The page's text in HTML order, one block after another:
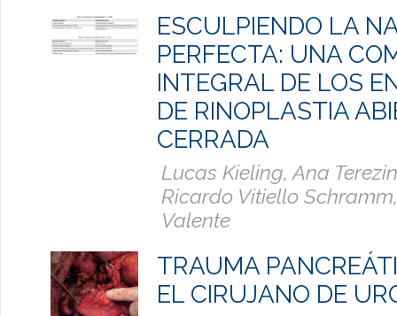
ESCULPIENDO LA
PERFECTA: UNA
INTEGRAL DE LOS
DE RINOPLASTIA
CERRADA
Lucas Kieling, Ana
Ricardo Vitiello
Valente
TRAUMA
EL CIRUJANO DE